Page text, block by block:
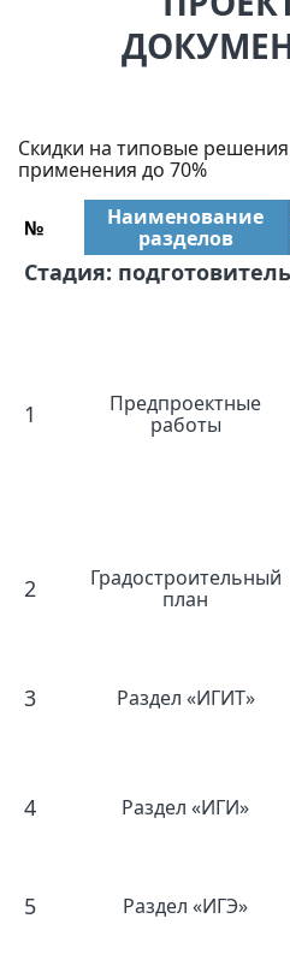
Скидки на типовые
применения до 70%
№
Наименование
разделов
Стадия:
1
Предпроектные
работы
2
Градостроительный
план
3 Раздел «ИГИТ»
4 Раздел «ИГИ»
5 Раздел «ИГЭ»